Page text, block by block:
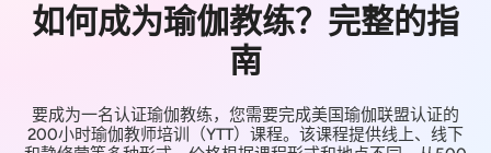
如何成为瑜伽教练？完整的指
南
要成为一名认证瑜伽教练，您需要完成美国瑜伽联盟认证的
200小时瑜伽教师培训（YTT）课程。该课程提供线上、线下